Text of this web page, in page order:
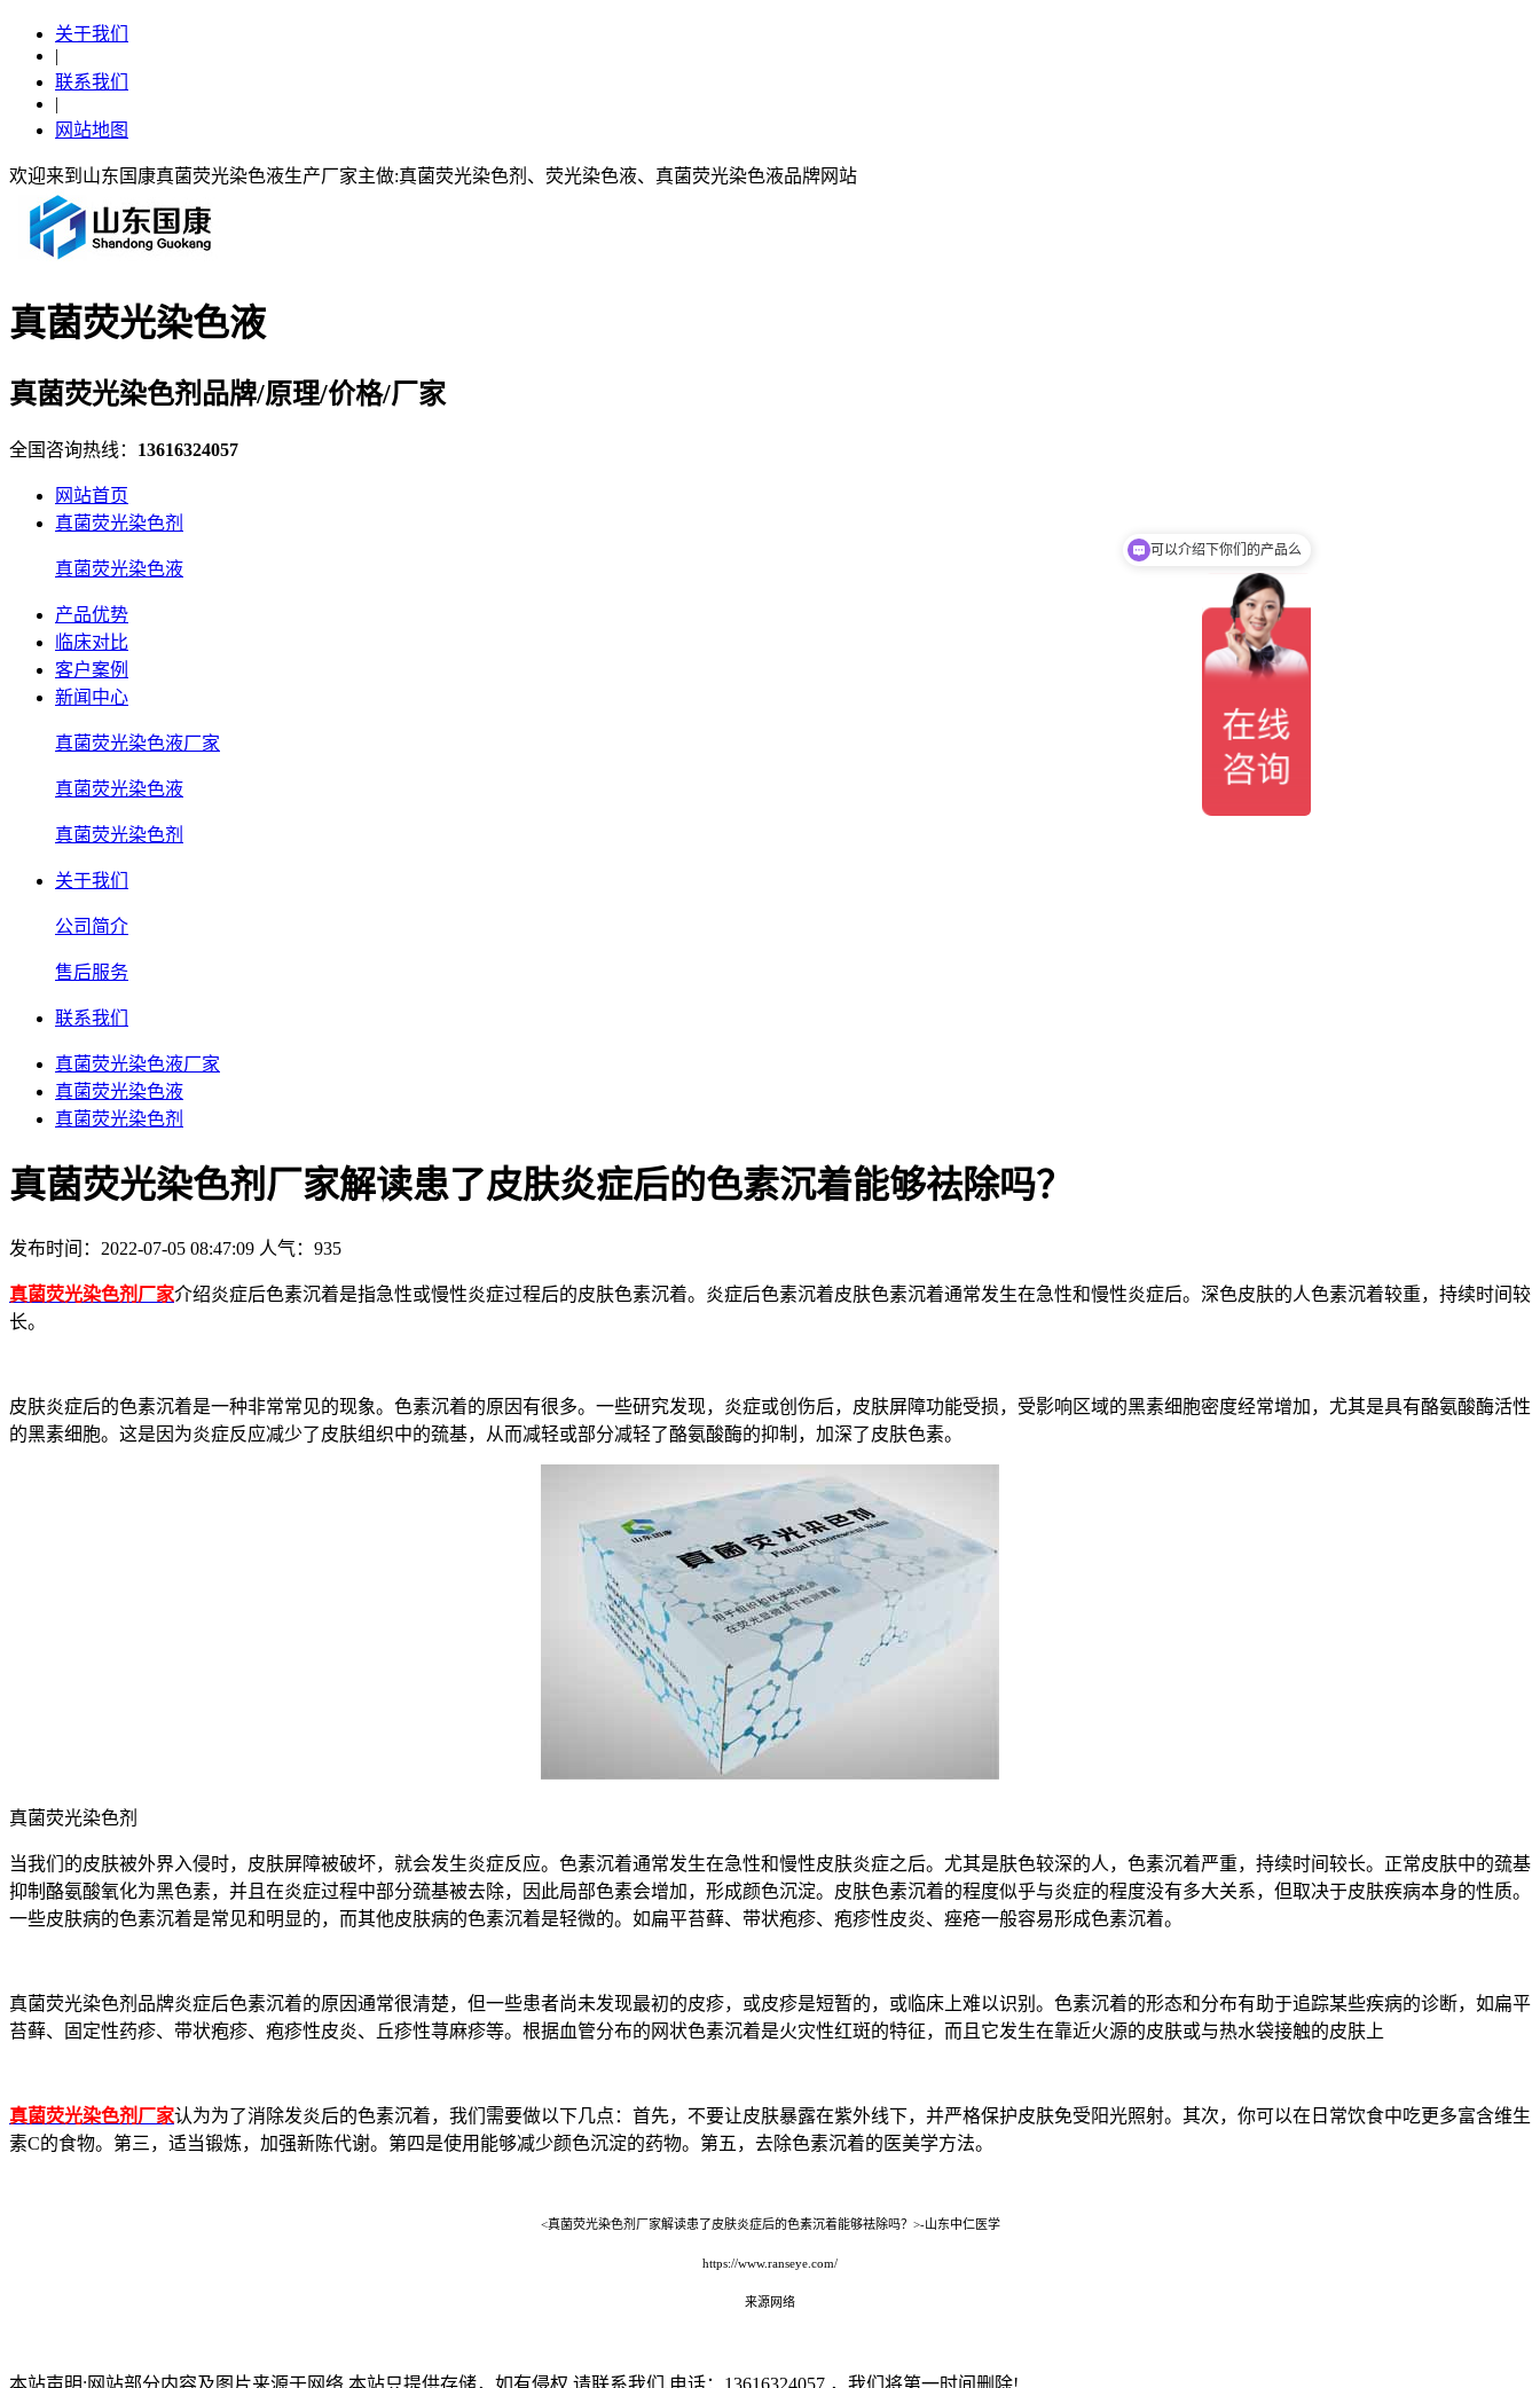
关于我们
|
联系我们
|
网站地图
欢迎来到山东国康真菌荧光染色液生产厂家主做:真菌荧光染色剂、荧光染色液、真菌荧光染色液品牌网站
真菌荧光染色液
真菌荧光染色剂品牌/原理/价格/厂家
全国咨询热线： 13616324057
网站首页
真菌荧光染色剂
真菌荧光染色液
产品优势
临床对比
客户案例
新闻中心
真菌荧光染色液厂家
真菌荧光染色液
真菌荧光染色剂
关于我们
公司简介
售后服务
联系我们
真菌荧光染色液厂家
真菌荧光染色液
真菌荧光染色剂
真菌荧光染色剂厂家解读患了皮肤炎症后的色素沉着能够祛除吗？
发布时间：2022-07-05 08:47:09 人气： 935
真菌荧光染色剂厂家介绍炎症后色素沉着是指急性或慢性炎症过程后的皮肤色素沉着。炎症后色素沉着皮肤色素沉着通常发生在急性和慢性炎症后。深色皮肤的人色素沉着较重，持续时间较
长。
皮肤炎症后的色素沉着是一种非常常见的现象。色素沉着的原因有很多。一些研究发现，炎症或创伤后，皮肤屏障功能受损，受影响区域的黑素细胞密度经常增加，尤其是具有酪氨酸酶活性
的黑素细胞。这是因为炎症反应减少了皮肤组织中的巯基，从而减轻或部分减轻了酪氨酸酶的抑制，加深了皮肤色素。
真菌荧光染色剂
当我们的皮肤被外界入侵时，皮肤屏障被破坏，就会发生炎症反应。色素沉着通常发生在急性和慢性皮肤炎症之后。尤其是肤色较深的人，色素沉着严重，持续时间较长。正常皮肤中的巯基
抑制酪氨酸氧化为黑色素，并且在炎症过程中部分巯基被去除，因此局部色素会增加，形成颜色沉淀。皮肤色素沉着的程度似乎与炎症的程度没有多大关系，但取决于皮肤疾病本身的性质。
一些皮肤病的色素沉着是常见和明显的，而其他皮肤病的色素沉着是轻微的。如扁平苔藓、带状疱疹、疱疹性皮炎、痤疮一般容易形成色素沉着。
真菌荧光染色剂品牌炎症后色素沉着的原因通常很清楚，但一些患者尚未发现最初的皮疹，或皮疹是短暂的，或临床上难以识别。色素沉着的形态和分布有助于追踪某些疾病的诊断，如扁平
苔藓、固定性药疹、带状疱疹、疱疹性皮炎、丘疹性荨麻疹等。根据血管分布的网状色素沉着是火灾性红斑的特征，而且它发生在靠近火源的皮肤或与热水袋接触的皮肤上
真菌荧光染色剂厂家认为为了消除发炎后的色素沉着，我们需要做以下几点：首先，不要让皮肤暴露在紫外线下，并严格保护皮肤免受阳光照射。其次，你可以在日常饮食中吃更多富含维生
素C的食物。第三，适当锻炼，加强新陈代谢。第四是使用能够减少颜色沉淀的药物。第五，去除色素沉着的医美学方法。
<真菌荧光染色剂厂家解读患了皮肤炎症后的色素沉着能够祛除吗？>-山东中仁医学
https://www.ranseye.com/
来源网络
本站声明:网站部分内容及图片来源于网络,本站只提供存储，如有侵权,请联系我们,电话：13616324057 ，我们将第一时间删除!
可以介绍下你们的产品么